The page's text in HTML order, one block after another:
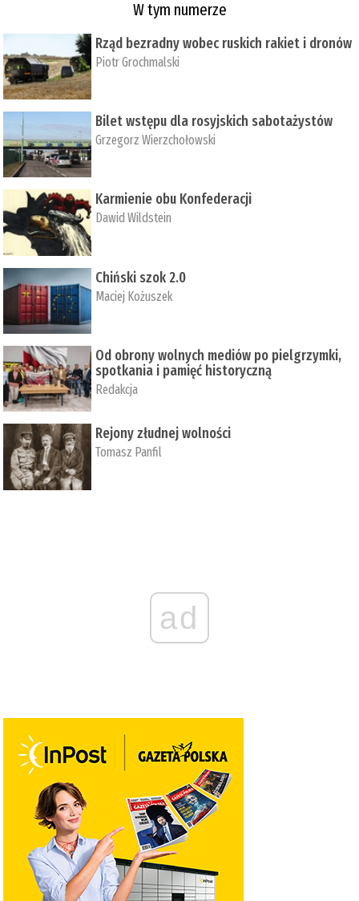
W tym numerze
Rząd bezradny wobec ruskich rakiet i dronów
Piotr Grochmalski
Bilet wstępu dla rosyjskich sabotażystów
Grzegorz Wierzchołowski
Karmienie obu Konfederacji
Dawid Wildstein
Chiński szok 2.0
Maciej Kożuszek
Od obrony wolnych mediów po pielgrzymki,
spotkania i pamięć historyczną
Redakcja
Rejony złudnej wolności
Tomasz Panfil
ad